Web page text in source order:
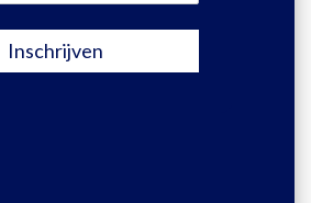
Inschrijven